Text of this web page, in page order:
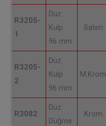
R3205-
1
Düz
Kulp
96 mm
Saten
R3205-
2
Düz
Kulp
96 mm
M.Krom
R3082
Düz
Düğme
Krom